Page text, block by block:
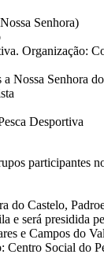
Senhora)
Organização:
Nossa Senhora
Desportiva
participantes
do Castelo,
e será presidida
e Campos do
Centro Social do